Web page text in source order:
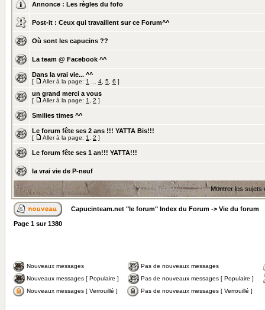
Annonce : Les règles du fofo
Post-it : Ceux qui travaillent sur ce Forum^^
Où sont les capucins ??
La team @ Facebook ^^
Dans la vrai vie... ^^
[ Aller à la page: 1 4 5 6 ]
un grand merci a vous
[ Aller à la page: 1 2 ]
Smilies times ^^
Le forum fête ses 2 ans !!! YATTA Bis!!!
[ Aller à la page: 1 2 ]
Le forum fête ses 1 an!!! YATTA!!!
la vrai vie de P-neuf
Montrer les sujets
Capucinteam.net "le forum" Index du Forum -> Vie du forum
Page 1 sur1380
Nouveaux messages
Pas de nouveaux messages
Nouveaux messages [ Populaire ]
Pas de nouveaux messages [ Populaire ]
Nouveaux messages [ Verrouillé ]
Pas de nouveaux messages [ Verrouillé ]